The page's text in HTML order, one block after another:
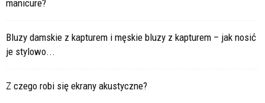
manicure?
Bluzy damskie z kapturem i męskie bluzy z kapturem – jak nosić
je stylowo...
Z czego robi się ekrany akustyczne?